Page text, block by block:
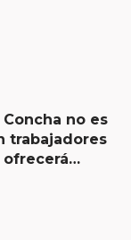
no es
trabajadores